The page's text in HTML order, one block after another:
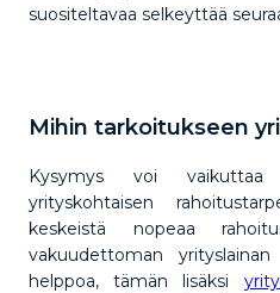
suositeltavaa selkeyttää
Mihin tarkoitukseen
Kysymys voi vaikuttaa
yrityskohtaisen
keskeistä nopeaa
vakuudettoman
helppoa, tämän lisäksi